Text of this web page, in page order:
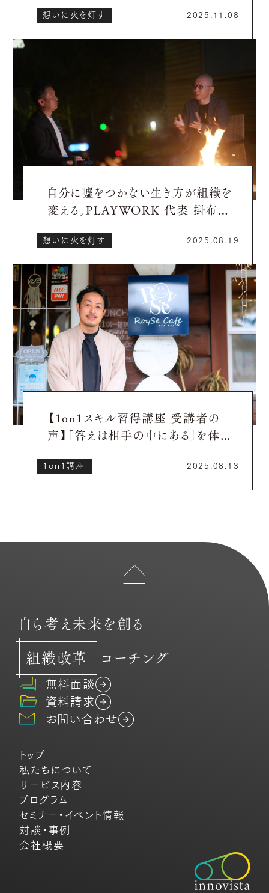
を動かす社長たち】
想いに火を灯す 2025.11.08
自分に嘘をつかない生き方が組織を
変える。PLAYWORK 代表 掛布篤
す社長たち】
想いに火を灯す 2025.08.19
【1on1スキル習得講座 受講者の
声】「答えは相手の中にある」を体験
1on1講座 2025.08.13
自ら考え未来を創る
組織改革
コーチング
無料面談
資料請求
お問い合わせ
トップ
私たちについて
サービス内容
プログラム
セミナー・イベント情報
対談・事例
会社概要